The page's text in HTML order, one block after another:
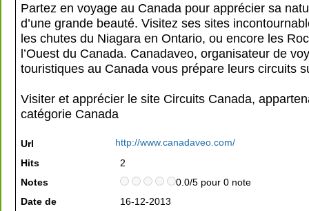
Partez en voyage au Canada pour apprécier sa
d’une grande beauté. Visitez ses sites
les chutes du Niagara en Ontario, ou encore les
l’Ouest du Canada. Canadaveo, organisateur de
touristiques au Canada vous prépare leurs circuits
Visiter et apprécier le site Circuits Canada,
catégorie Canada
Url
http://www.canadaveo.com/
Hits
2
Notes
0.0/5 pour 0 note
Date de
16-12-2013